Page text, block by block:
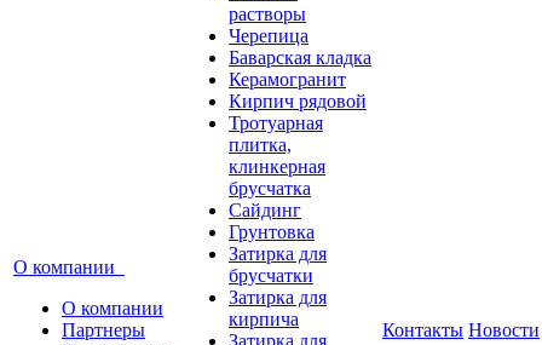
О компании
О компании
Партнеры
растворы
Черепица
Баварская кладка
Керамогранит
Кирпич рядовой
Тротуарная
плитка,
клинкерная
брусчатка
Сайдинг
Грунтовка
Затирка для
брусчатки
Затирка для
кирпича
Затирка для
Контакты Новости